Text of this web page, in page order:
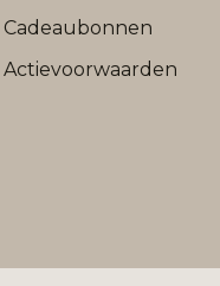
Cadeaubonnen
Actievoorwaarden